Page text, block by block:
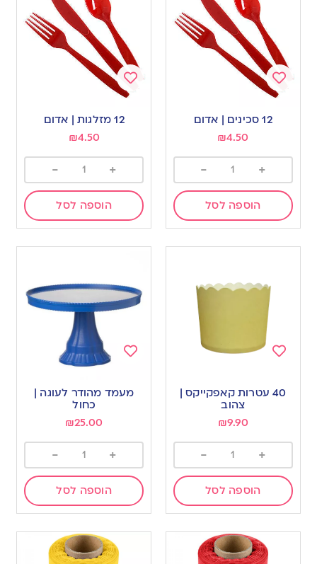
Add
wishlist
12 סכינים | אדום
₪4.50
+
-
הוספה לסל
Add
wishlist
12 מזלגות | אדום
₪4.50
+
-
הוספה לסל
to
40 עטרות קאפקייקס |
צהוב
₪9.90
+
-
הוספה לסל
מעמד מהודר לעוגה |
כחול
₪25.00
+
-
הוספה לסל